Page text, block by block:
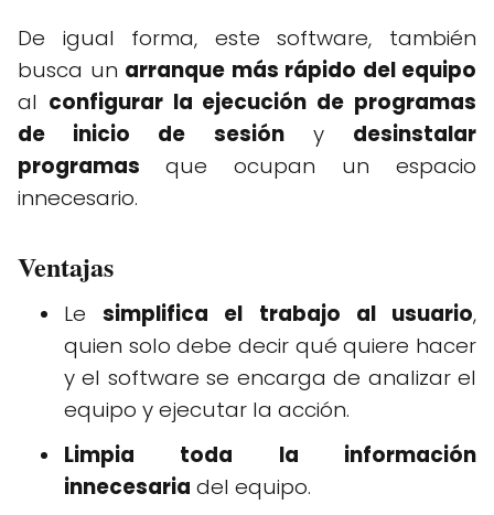
De igual forma, este software, también
busca un arranque más rápido del equipo
al configurar la ejecución de programas
de inicio de sesióny desinstalar
programas que ocupan un espacio
innecesario.
Ventajas
Lesimplifica el trabajo al usuario,
quien solo debe decir qué quiere hacer
y el software se encarga de analizar el
equipo y ejecutar la acción.
Limpia toda la información
innecesaria del equipo.